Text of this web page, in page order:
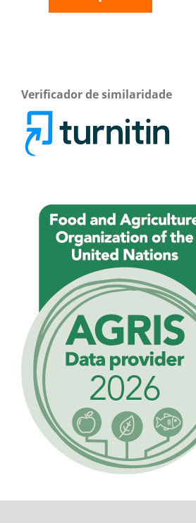
Verificador de similaridade